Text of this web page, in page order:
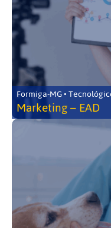
Formiga-MG •
Marketing – EAD